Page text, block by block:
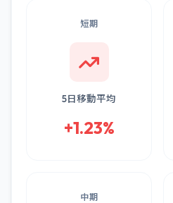
短期
5日移動平均
+1.23%
中期